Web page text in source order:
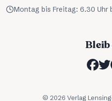
Montag bis Freitag: 6.30 Uhr
© 2026 Verlag